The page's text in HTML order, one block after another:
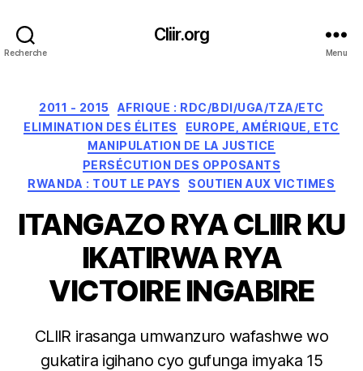
Recherche
Cliir.org
Menu
Catégories
2011 - 2015
AFRIQUE : RDC/BDI/UGA/TZA/ETC
ELIMINATION DES ÉLITES
EUROPE, AMÉRIQUE, ETC
MANIPULATION DE LA JUSTICE
PERSÉCUTION DES OPPOSANTS
RWANDA : TOUT LE PAYS
SOUTIEN AUX VICTIMES
ITANGAZO RYA CLIIR KU
IKATIRWA RYA
VICTOIRE INGABIRE
CLIIR irasanga umwanzuro wafashwe wo
gukatira igihano cyo gufunga imyaka 15